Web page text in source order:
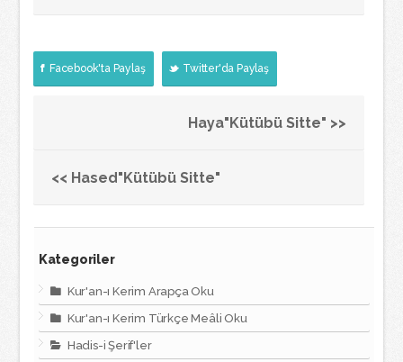
Facebook'ta Paylaş Twitter'da Paylaş
Haya"Kütübü Sitte" >>
<< Hased"Kütübü Sitte"
Kategoriler
Kur'an-ı Kerim Arapça Oku
Kur'an-ı Kerim Türkçe Meâli Oku
Hadis-i Şerif'ler